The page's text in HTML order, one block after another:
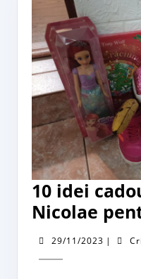
10 idei
Nicolae
29/11/2023 29/11/
|